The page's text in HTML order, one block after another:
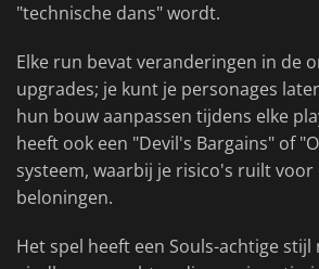
"technische dans" wordt.
Elke run bevat veranderingen in de
upgrades; je kunt je personages
hun bouw aanpassen tijdens elke
heeft ook een "Devil's Bargains" of
systeem, waarbij je risico's ruilt
beloningen.
Het spel heeft een Souls-achtige